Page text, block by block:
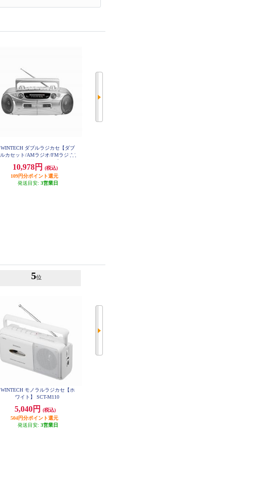
WINTECH ダブルラジカセ【ダブ
ルカセット/AMラジオ/FMラジオ/
2
10,978円
(税込)
109円分ポイント還元
発送目安: 3営業日
5位
WINTECH モノラルラジカセ【ホ
ワイト】 SCT-M110
5,040円
(税込)
504円分ポイント還元
発送目安: 3営業日